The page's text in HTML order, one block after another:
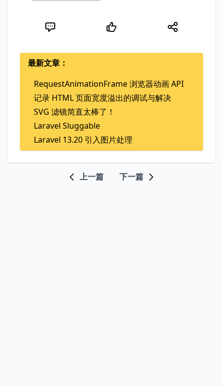
最新文章：
RequestAnimationFrame 浏览器动画 API
记录 HTML 页面宽度溢出的调试与解决
SVG 滤镜简直太棒了！
Laravel Sluggable
Laravel 13.20 引入图片处理
上一篇 下一篇